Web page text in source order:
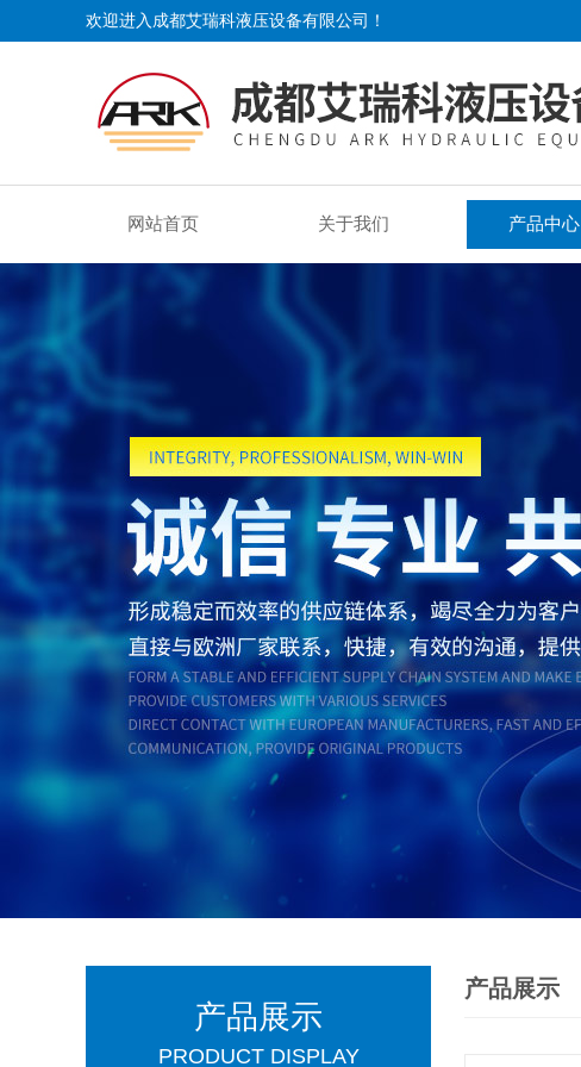
欢迎进入成都艾瑞科液压设备有限公司！
网站首页 关于我们 产品中心
产品展示
PRODUCT DISPLAY
产品展示